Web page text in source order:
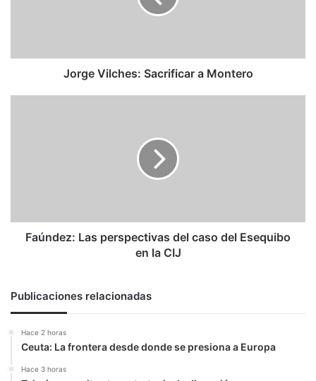
Jorge Vilches: Sacrificar a Montero
la
Faúndez: Las perspectivas del caso del Esequibo
en la CIJ
Publicaciones relacionadas
Hace 2 horas
Ceuta: La frontera desde donde se presiona a Europa
Hace 3 horas